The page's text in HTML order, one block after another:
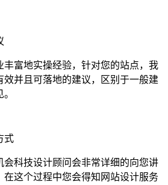
丰富地实操经验，针对您的站点，我
效并且可落地的建议，区别于一般建
式
会科技设计顾问会非常详细的向您讲
在这个过程中您会得知网站设计服务